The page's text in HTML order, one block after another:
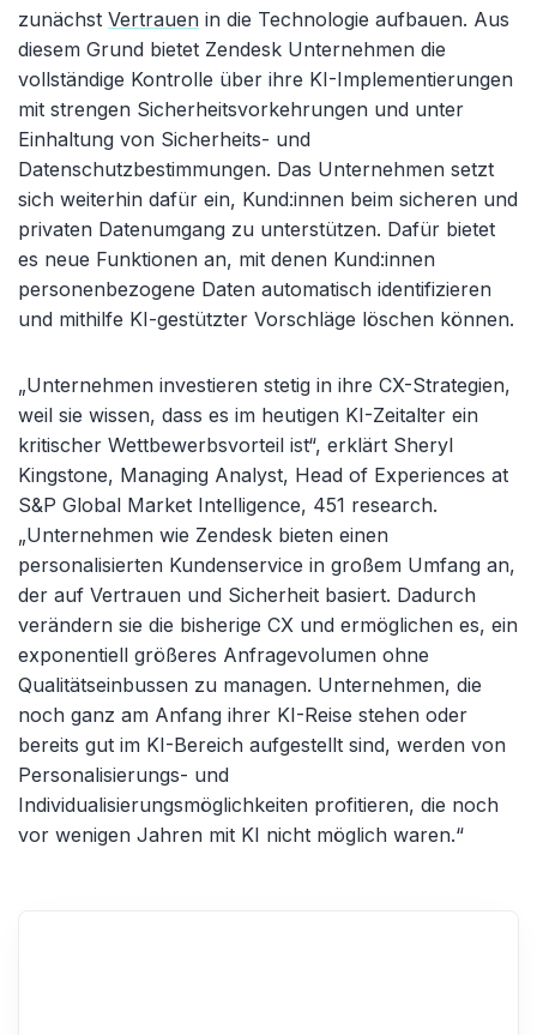
zunächst Vertrauen in die Technologie aufbauen. Aus
diesem Grund bietet Zendesk Unternehmen die
vollständige Kontrolle über ihre KI-Implementierungen
mit strengen Sicherheitsvorkehrungen und unter
Einhaltung von Sicherheits- und
Datenschutzbestimmungen. Das Unternehmen setzt
sich weiterhin dafür ein, Kund:innen beim sicheren und
privaten Datenumgang zu unterstützen. Dafür bietet
es neue Funktionen an, mit denen Kund:innen
personenbezogene Daten automatisch identifizieren
und mithilfe KI-gestützter Vorschläge löschen können.
„Unternehmen investieren stetig in ihre CX-Strategien,
weil sie wissen, dass es im heutigen KI-Zeitalter ein
kritischer Wettbewerbsvorteil ist“, erklärt Sheryl
Kingstone, Managing Analyst, Head of Experiences at
S&P Global Market Intelligence, 451 research.
„Unternehmen wie Zendesk bieten einen
personalisierten Kundenservice in großem Umfang an,
der auf Vertrauen und Sicherheit basiert. Dadurch
verändern sie die bisherige CX und ermöglichen es, ein
exponentiell größeres Anfragevolumen ohne
Qualitätseinbussen zu managen. Unternehmen, die
noch ganz am Anfang ihrer KI-Reise stehen oder
bereits gut im KI-Bereich aufgestellt sind, werden von
Personalisierungs- und
Individualisierungsmöglichkeiten profitieren, die noch
vor wenigen Jahren mit KI nicht möglich waren.“